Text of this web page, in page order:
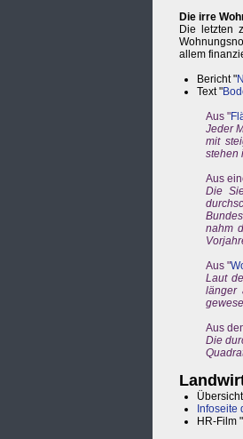
Die irre
Die letzten
allem
Bericht "
Text "
Aus "
Jeder
mit
stehen
Aus
Die
nahm
Aus "
Laut
länger
Aus
Die
Infoseite
HR-Film "